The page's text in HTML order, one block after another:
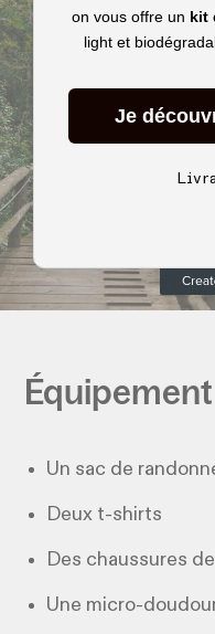
Équipement
Un sac de
Deux t-shirts
Des chaussures
Une micro-
on vous offre un kit
light et
Je